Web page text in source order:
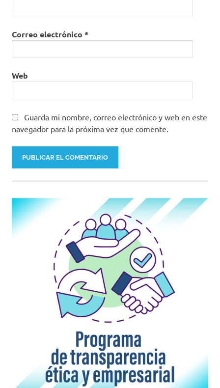
Correo electrónico *
Web
Guarda mi nombre, correo electrónico y web en este
navegador para la próxima vez que comente.